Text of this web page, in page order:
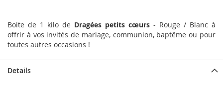
Boite de 1 kilo de Dragées petits cœurs - Rouge / Blanc à
offrir à vos invités de mariage, communion, baptême ou pour
toutes autres occasions !
Details